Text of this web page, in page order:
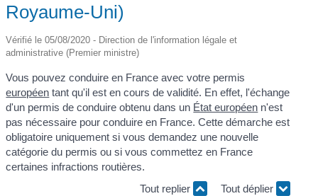
Royaume-Uni)
Vérifié le 05/08/2020 - Direction de l'information légale et
administrative (Premier ministre)
Vous pouvez conduire en France avec votre permis
européen tant qu'il est en cours de validité. En effet, l'échange
d'un permis de conduire obtenu dans un État européen n'est
pas nécessaire pour conduire en France. Cette démarche est
obligatoire uniquement si vous demandez une nouvelle
catégorie du permis ou si vous commettez en France
certaines infractions routières.
Tout replier
Tout déplier